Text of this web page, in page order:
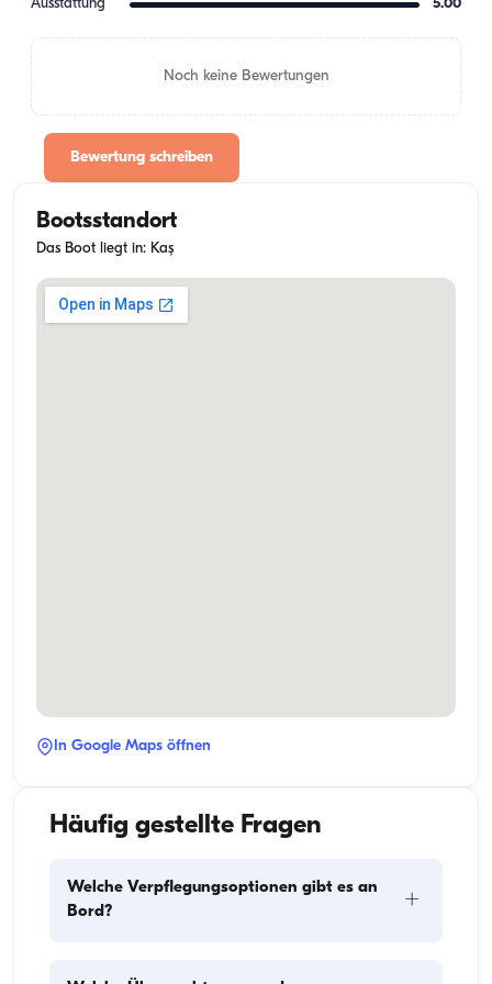
Ausstattung 5.00
Noch keine Bewertungen
Bewertung schreiben
Bootsstandort
Das Boot liegt in: Kaş
In Google Maps öffnen
Häufig gestellte Fragen
Welche Verpflegungsoptionen gibt es an
Bord?
+